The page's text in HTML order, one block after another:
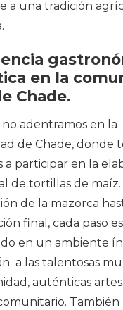
a una tradición
en la
Chade.
no adentramos en la
de Chade, donde
a participar en la
de tortillas de maíz.
de la mazorca
final, cada paso es
en un ambiente
a las talentosas
auténticas
También